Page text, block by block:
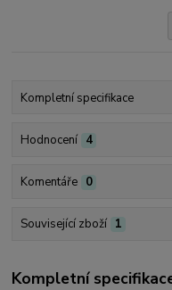
Kompletní specifikace
Hodnocení 4
Komentáře 0
Související zboží 1
Kompletní